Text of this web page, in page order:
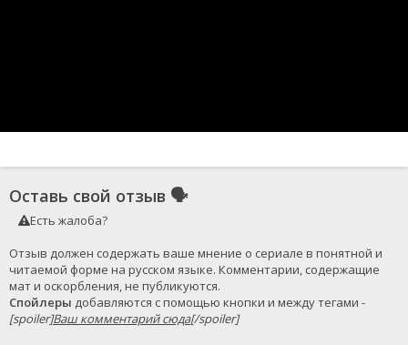
Оставь свой отзыв 🗣
Есть жалоба?
Отзыв должен содержать ваше мнение о сериале в понятной и
читаемой форме на русском языке. Комментарии, содержащие
Спойлеры добавляются с помощью кнопки и между тегами -
[spoiler]Ваш комментарий сюда[/spoiler]